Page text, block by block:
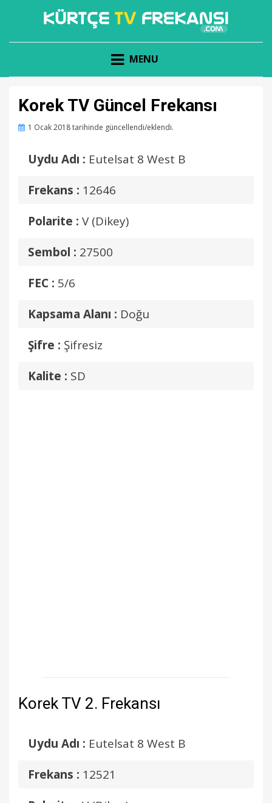
KÜRTÇE TV FREKANSI
MENU
Korek TV Güncel Frekansı
Posted
1 Ocak 2018tarihinde güncellendi/eklendi.
Uydu Adı : Eutelsat 8 West B
Frekans : 12646
Polarite : V (Dikey)
Sembol : 27500
FEC : 5/6
Kapsama Alanı : Doğu
Şifre : Şifresiz
Kalite : SD
Korek TV 2. Frekansı
Uydu Adı : Eutelsat 8 West B
Frekans : 12521